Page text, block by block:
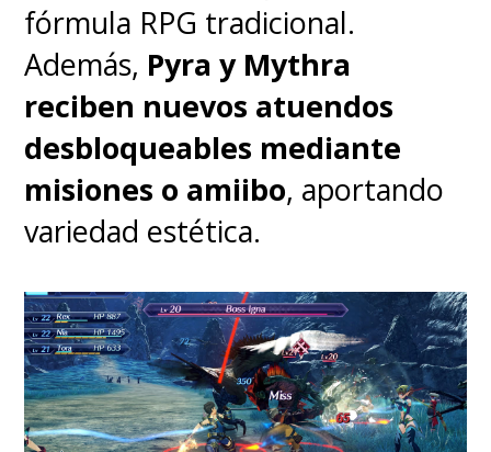
de rigidez arterial. Todo se
presenta con gráficos intuitivos,
comparativas semanales y
alertas personalizadas que te
ayudan a entender tu cuerpo y,
como consejo,es mejor
descargar desde el QR que
viene en la parte posterior de
su empaquey no del que lanza
el reloj en su pantalla.
fórmula RPG tradicional.
Además, Pyra y Mythra
reciben nuevos atuendos
desbloqueables mediante
misiones o amiibo, aportando
variedad estética.